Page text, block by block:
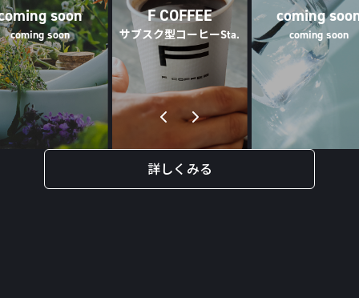
soon
coming soon
F COFFEE
サブスク型コーヒーSta.
coming
coming soon
詳しくみる